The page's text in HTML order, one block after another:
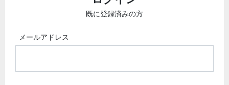
既に登録済みの方
メールアドレス